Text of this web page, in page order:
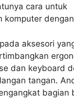
cara untuk
komputer
aksesori
dan keyboard
tangan.
bagian